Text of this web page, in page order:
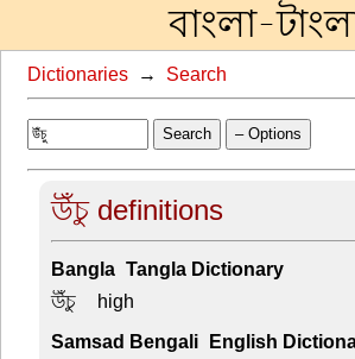
বাংলা-
Dictionaries → Search
Search – Options
উঁচু definitions
Bangla-Tangla Dictionary
উঁচু – high
Samsad Bengali-English